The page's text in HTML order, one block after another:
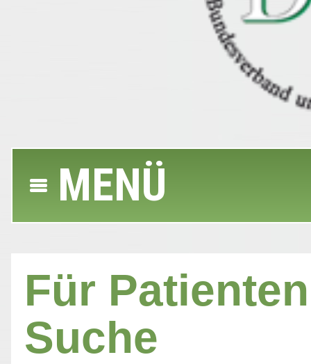
MENÜ
Für
Suche